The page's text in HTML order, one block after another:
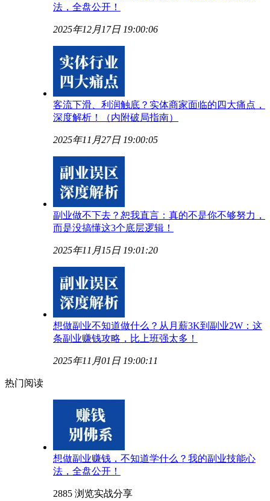
法，全盘公开！
2025年12月17日 19:00:06
客流下滑、利润触底？实体商家面临的四大痛点，
深度解析！（内附破局指南）
2025年11月27日 19:00:05
副业做不下去？恕我直言：真的不是你不够努力，
而是没搞懂这3个底层逻辑！
2025年11月15日 19:01:20
想做副业不知道做什么？从月薪3K到副业2W：这
条副业赚钱攻略，比上班强太多！
2025年11月01日 19:00:11
热门阅读
想做副业赚钱，不知道学什么？我的副业技能心
法，全盘公开！
2885 浏览实战分享